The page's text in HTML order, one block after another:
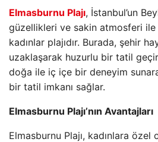
Elmasburnu Plajı, İstanbul’un
güzellikleri ve sakin atmosferi ile
kadınlar plajıdır. Burada, şehir
uzaklaşarak huzurlu bir tatil
doğa ile iç içe bir deneyim
bir tatil imkanı sağlar.
Elmasburnu Plajı’nın Avantajları
Elmasburnu Plajı, kadınlara özel